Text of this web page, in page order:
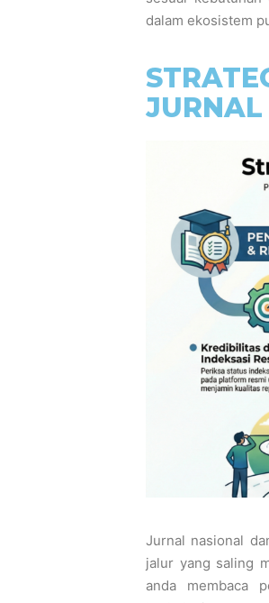
dalam ekosistem
Jurnal nasional
jalur yang saling
anda membaca